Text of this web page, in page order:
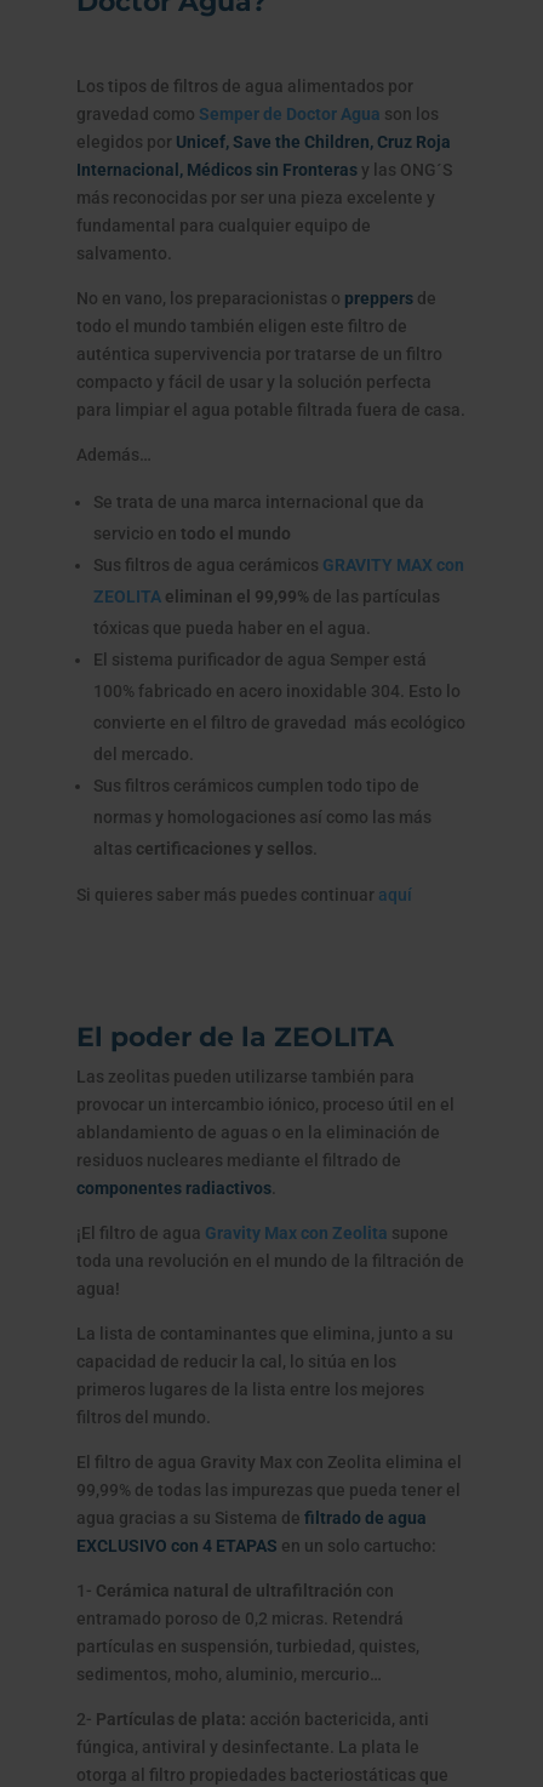
Los tipos de filtros de agua alimentados por
gravedad como Semper de Doctor Agua son los
elegidos por Unicef, Save the Children, Cruz Roja
Internacional, Médicos sin Fronteras y las ONG´S
más reconocidas por ser una pieza excelente y
fundamental para cualquier equipo de
salvamento.
No en vano, los preparacionistas o preppers de
todo el mundo también eligen este filtro de
auténtica supervivencia por tratarse de un filtro
compacto y fácil de usar y la solución perfecta
para limpiar el agua potable filtrada fuera de casa.
Además…
Se trata de una marca internacional que da
servicio en todo el mundo
Sus filtros de agua cerámicos GRAVITY MAX con
ZEOLITAeliminan el 99,99% de las partículas
tóxicas que pueda haber en el agua.
El sistema purificador de agua Semper está
100% fabricado en acero inoxidable 304. Esto lo
convierte en el filtro de gravedad más ecológico
del mercado.
Sus filtros cerámicos cumplen todo tipo de
normas y homologaciones así como las más
altas certificaciones y sellos
Si quieres saber más puedes continuar aquí
El poder de la ZEOLITA
Las zeolitas pueden utilizarse también para
provocar un intercambio iónico, proceso útil en el
ablandamiento de aguas o en la eliminación de
residuos nucleares mediante el filtrado de
componentes radiactivos.
¡El filtro de agua Gravity Max con Zeolita supone
toda una revolución en el mundo de la filtración de
agua!
La lista de contaminantes que elimina, junto a su
capacidad de reducir la cal, lo sitúa en los
primeros lugares de la lista entre los mejores
filtros del mundo.
El filtro de agua Gravity Max con Zeolita elimina el
99,99% de todas las impurezas que pueda tener el
agua gracias a su Sistema de filtrado de agua
EXCLUSIVO con 4 ETAPAS en un solo cartucho:
1- Cerámica natural de ultrafiltración con
entramado poroso de 0,2 micras. Retendrá
partículas en suspensión, turbiedad, quistes,
sedimentos, moho, aluminio, mercurio…
2- Partículas de plata: acción bactericida, anti
fúngica, antiviral y desinfectante. La plata le
otorga al filtro propiedades bacteriostáticas que